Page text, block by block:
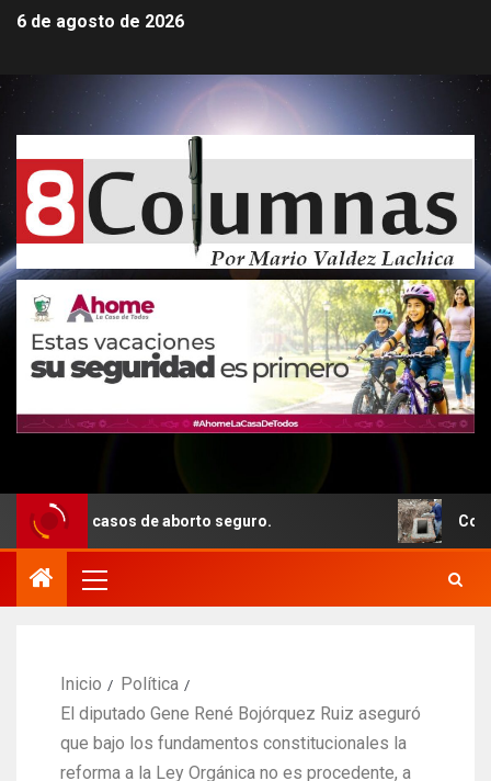
6 de agosto de 2026
casos de aborto seguro. Con
Inicio
Política
El diputado Gene René Bojórquez Ruiz aseguró
que bajo los fundamentos constitucionales la
reforma a la Ley Orgánica no es procedente, a